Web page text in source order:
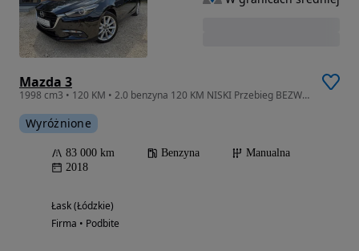
Mazda 3
1998 cm3 • 120 KM • 2.0 benzyna 120 KM NISKI Przebieg BEZWYPADKOWY Bogate Wyposażenie
Wyróżnione
83 000 km Benzyna
Manualna
2018
Łask (Łódzkie)
Firma • Podbite